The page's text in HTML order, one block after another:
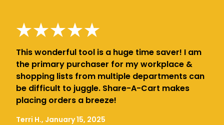
This wonderful tool is a huge time saver! I am
the primary purchaser for my workplace &
shopping lists from multiple departments can
be difficult to juggle. Share-A-Cart makes
placing orders a breeze!
Terri H., January 15, 2025